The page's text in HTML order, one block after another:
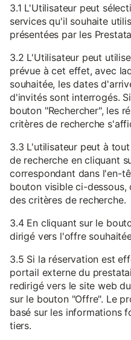
3.1 L'Utilisateur peut
services qu'il souhaite
présentées par les
3.2 L'Utilisateur peut
prévue à cet effet, avec
souhaitée, les dates
d'invités sont interrogés.
bouton "Rechercher", les
critères de recherche
3.3 L'utilisateur peut à
de recherche en cliquant
correspondant dans l'en-
bouton visible ci-
des critères de recherche.
3.4 En cliquant sur le
dirigé vers l'offre
3.5 Si la réservation est
portail externe du
redirigé vers le site web
sur le bouton "Offre". Le
basé sur les informations
tiers.